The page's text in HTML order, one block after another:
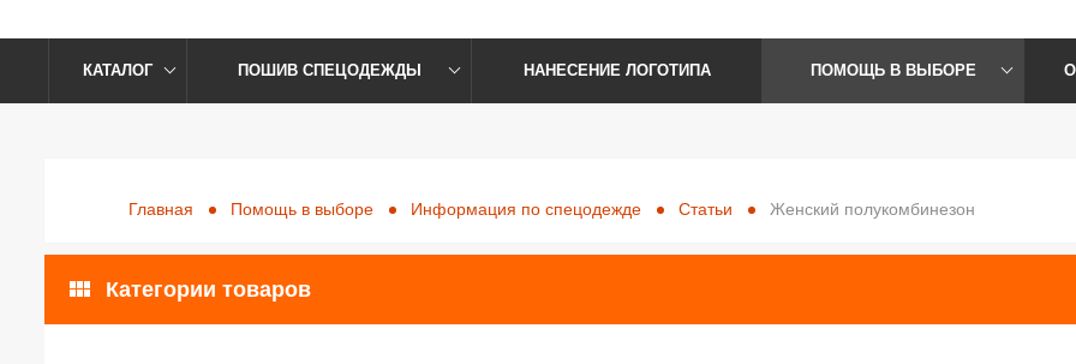
КАТАЛОГ ПОШИВ СПЕЦОДЕЖДЫ НАНЕСЕНИЕ ЛОГОТИПА ПОМОЩЬ В ВЫБОРЕ
Главная Помощь в выборе Информация по спецодежде Статьи Женский полукомбинезон
view_module Категории товаров